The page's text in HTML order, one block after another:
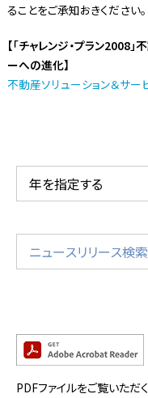
ることをご承知おきください。
【「チャレンジ・プラン2008
ーへの進化】
不動産ソリューション＆サー
年を指定する
PDFファイルをご覧いただ